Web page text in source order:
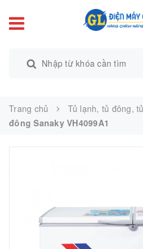
Trang chủ Tủ lạnh, tủ đông,
đông Sanaky VH4099A1